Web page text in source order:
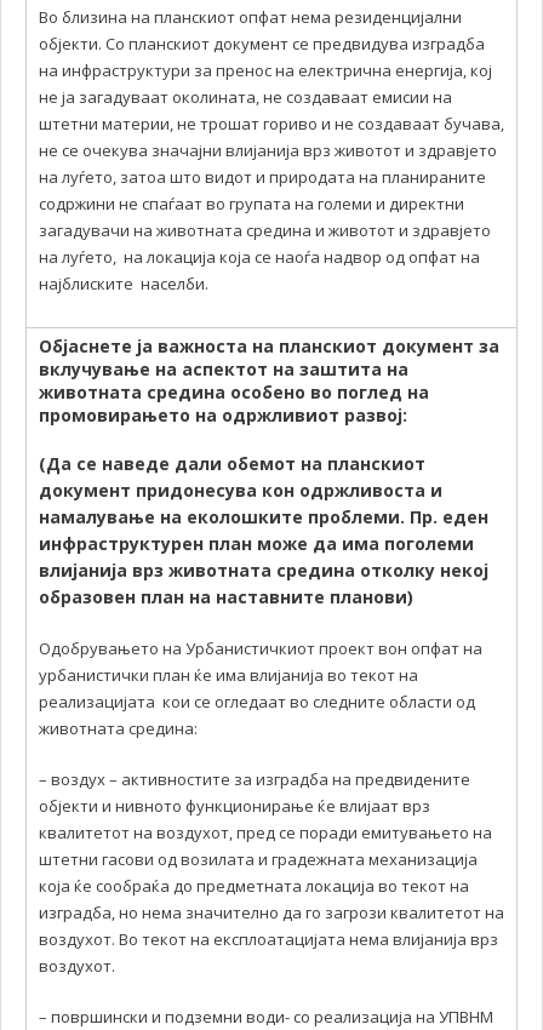
Во близина на планскиот опфат нема резиденцијални
објекти. Со планскиот документ се предвидува изградба
на инфраструктури за пренос на електрична енергија, кој
не ја загадуваат околината, не создаваат емисии на
штетни материи, не трошат гориво и не создаваат бучава,
не се очекува значајни влијанија врз животот и здравјето
на луѓето, затоа што видот и природата на планираните
содржини не спаѓаат во групата на големи и директни
загадувачи на животната средина и животот и здравјето
на луѓето, на локација која се наоѓа надвор од опфат на
најблиските населби.
Објаснете ја важноста на планскиот документ за
вклучување на аспектот на заштита на
животната средина особено во поглед на
промовирањето на одржливиот развој:
(Да се наведе дали обемот на планскиот
документ придонесува кон одржливоста и
намалување на еколошките проблеми. Пр. еден
инфраструктурен план може да има поголеми
влијанија врз животната средина отколку некој
образовен план на наставните планови)
Одобрувањето на Урбанистичкиот проект вон опфат на
урбанистички план ќе има влијанија во текот на
реализацијата кои се огледаат во следните области од
животната средина:
– воздух – активностите за изградба на предвидените
објекти и нивното функционирање ќе влијаат врз
квалитетот на воздухот, пред се поради емитувањето на
штетни гасови од возилата и градежната механизација
која ќе сообраќа до предметната локација во текот на
изградба, но нема значително да го загрози квалитетот на
воздухот. Во текот на експлоатацијата нема влијанија врз
воздухот.
– површински и подземни води- со реализација на УПВНМ